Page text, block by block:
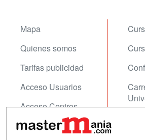
Mapa
Quienes somos
Tarifas publicidad
Acceso Usuarios
Acceso Centros